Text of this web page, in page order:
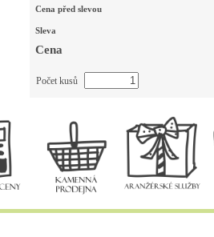
Cena před slevou
Sleva
Cena
Počet kusů